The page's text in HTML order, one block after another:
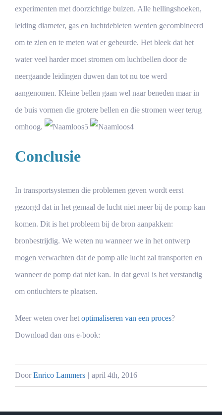
experimenten met doorzichtige buizen. Alle hellingshoeken,
leiding diameter, gas en luchtdebieten werden gecombineerd
om te zien en te meten wat er gebeurde. Het bleek dat het
water veel harder moet stromen om luchtbellen door de
neergaande leidingen duwen dan tot nu toe werd
aangenomen. Kleine bellen gaan wel naar beneden maar in
de buis vormen die grotere bellen en die stromen weer terug
omhoog.
Conclusie
In transportsystemen die problemen geven wordt eerst
gezorgd dat in het gemaal de lucht niet meer bij de pomp kan
komen. Dit is het probleem bij de bron aanpakken:
bronbestrijdig. We weten nu wanneer we in het ontwerp
mogen verwachten dat de pomp alle lucht zal transporten en
wanneer de pomp dat niet kan. In dat geval is het verstandig
om ontluchters te plaatsen.
Meer weten over het optimaliseren van een proces?
Download dan ons e-book:
Door Enrico Lammers | april 4th, 2016